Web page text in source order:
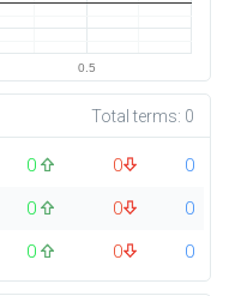
0.5
Total terms: 0
0 0
0
0 0
0
0 0 0